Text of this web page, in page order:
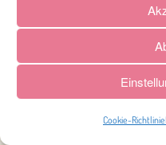
Cookie-Richtlinie